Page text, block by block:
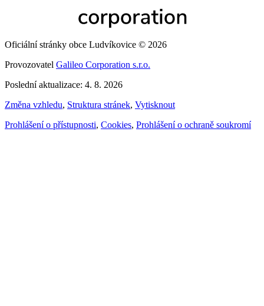
Oficiální stránky obce Ludvíkovice © 2026
Provozovatel Galileo Corporation s.r.o.
Poslední aktualizace: 4. 8. 2026
Změna vzhledu, Struktura stránek, Vytisknout
Prohlášení o přístupnosti, Cookies, Prohlášení o ochraně soukromí